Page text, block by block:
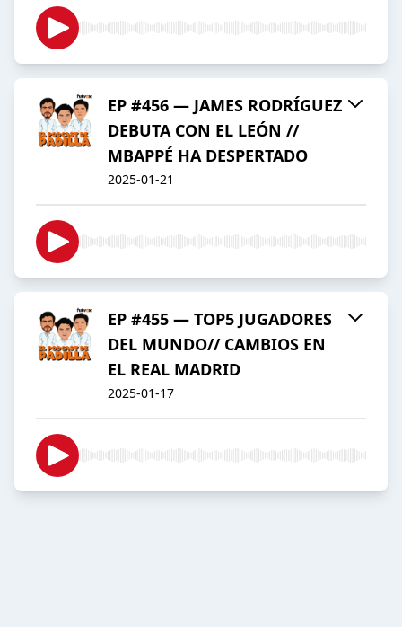
EP #456 — JAMES RODRÍGUEZ
DEBUTA CON EL LEÓN //
MBAPPÉ HA DESPERTADO
2025-01-21
EP #455 — TOP5 JUGADORES
DEL MUNDO// CAMBIOS EN
EL REAL MADRID
2025-01-17